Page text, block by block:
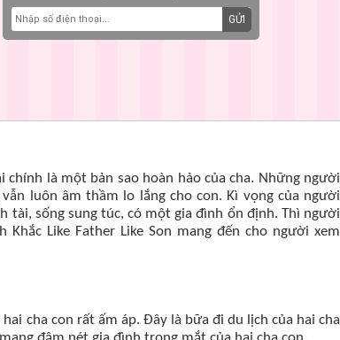
GỬI
là một bản sao hoàn hảo của cha. Những người
luôn âm thầm lo lắng cho con. Kì vọng của người
tài, sống sung túc, có một gia đình ổn định. Thì người
Like Father Like Son mang đến cho người xem
cha con rất ấm áp. Đây là bữa đi du lịch của hai cha